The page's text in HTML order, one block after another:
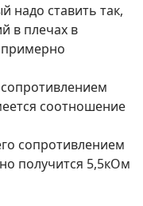
надо ставить так,
в плечах в
соотношение
сопротивлением
получится 5,5кОм